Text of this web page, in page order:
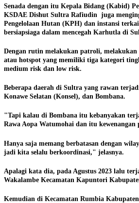
Senada dengan itu Kepala Bidang (Kabid)
KSDAE Dishut Sultra Rafiudin juga
Pengelolaan Hutan (KPH) dan instansi
bersiapsiaga dalam mencegah Karhutla di
Dengan rutin melakukan patroli, melakukan
atau hotspot yang memiliki tiga kategori
medium risk dan low risk.
Beberapa daerah di Sultra yang rawan
Konawe Selatan (Konsel), dan Bombana.
"Tapi kalau di Bombana itu kebanyakan
Rawa Aopa Watumohai dan itu kewenangan
Hanya saja memang berbatasan dengan
jadi kita selalu berkoordinasi," jelasnya.
Apalagi kata dia, pada Agustus 2023 lalu
Wakalambe Kecamatan Kapuntori
Kemudian di Kecamatan Rumbia